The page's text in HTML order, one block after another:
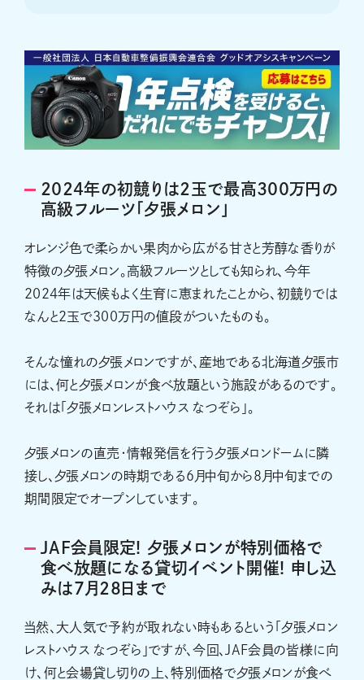
2024年の初競りは2玉で最高300万円の
高級フルーツ「夕張メロン」
オレンジ色で柔らかい果肉から広がる甘さと芳醇な香りが
特徴の夕張メロン。高級フルーツとしても知られ、今年
2024年は天候もよく生育に恵まれたことから、初競りでは
なんと2玉で300万円の値段がついたものも。
そんな憧れの夕張メロンですが、産地である北海道夕張市
には、何と夕張メロンが食べ放題という施設があるのです。
それは「夕張メロンレストハウス なつぞら」。
夕張メロンの直売・情報発信を行う夕張メロンドームに隣
接し、夕張メロンの時期である6月中旬から8月中旬までの
期間限定でオープンしています。
JAF会員限定! 夕張メロンが特別価格で
食べ放題になる貸切イベント開催! 申し込
みは7月28日まで
当然、大人気で予約が取れない時もあるという「夕張メロン
レストハウス なつぞら」ですが、今回、JAF会員の皆様に向
け、何と会場貸し切りの上、特別価格で夕張メロンが食べ